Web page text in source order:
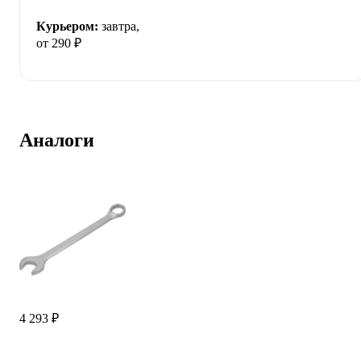
Курьером: завтра,
от 290 ₽
Аналоги
4 293 ₽